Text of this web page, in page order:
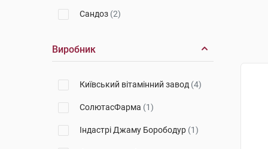
Сандоз (2)
Виробник
Київський вітамінний завод (4)
СолютасФарма (1)
Індастрі Джаму Борободур (1)